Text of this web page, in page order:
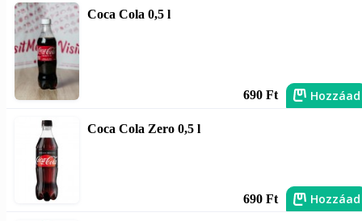
Coca Cola 0,5 l
690 Ft Hozzáad
Coca Cola Zero 0,5 l
690 Ft Hozzáad